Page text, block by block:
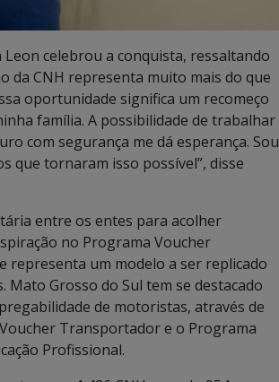
Leon celebrou a conquista, ressaltando
da CNH representa muito mais do que
oportunidade significa um recomeço
família. A possibilidade de trabalhar
com segurança me dá esperança. Sou
que tornaram isso possível”, disse
entre os entes para acolher
no Programa Voucher
representa um modelo a ser replicado
Mato Grosso do Sul tem se destacado
de motoristas, através de
Transportador e o Programa
Profissional.